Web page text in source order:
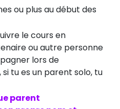
ou plus au début des
le cours en
ou autre personne
lors de
si tu es un parent solo, tu
parent